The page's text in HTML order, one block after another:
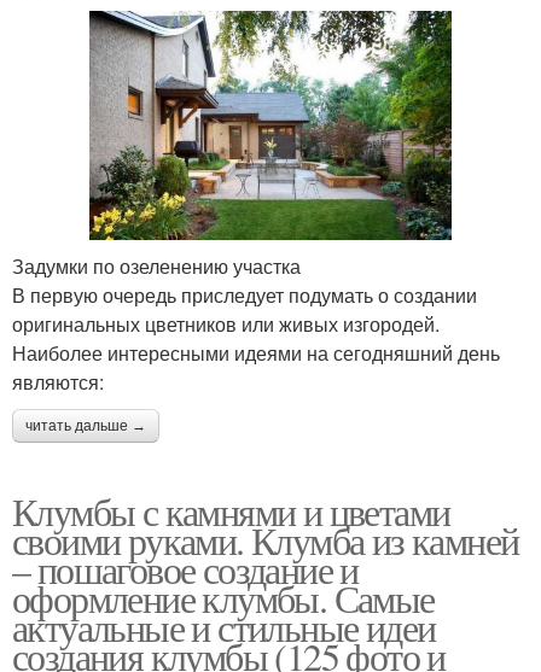
Задумки по озеленению участка
В первую очередь приследует подумать о создании
оригинальных цветников или живых изгородей.
Наиболее интересными идеями на сегодняшний день
являются:
читать дальше →
Клумбы с камнями и цветами
своими руками. Клумба из камней
– пошаговое создание и
оформление клумбы. Самые
актуальные и стильные идеи
создания клумбы (125 фото и